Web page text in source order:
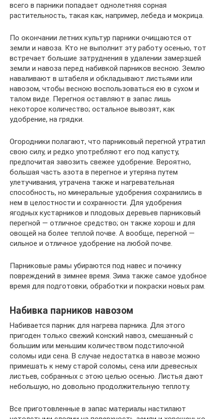
всего в парники попадает однолетняя сорная
растительность, такая как, например, лебеда и мокрица.
По окончании летних культур парники очищаются от
земли и навоза. Кто не выполнит эту работу осенью, тот
встречает большие затруднения в удалении замерзшей
земли и навоза перед набивкой парников весною. Землю
наваливают в штабеля и обкладывают листьями или
навозом, чтобы весною воспользоваться ею в сухом и
талом виде. Перегноя оставляют в запас лишь
некоторое количество; остальное вывозят, как
удобрение, на грядки.
Огородники полагают, что парниковый перегной утратил
свою силу, и редко употребляют его под капусту,
предпочитая завозить свежее удобрение. Вероятно,
большая часть азота в перегное и утеряна путем
улетучивания, утрачена также и нагревательная
способность, но минеральные удобрения сохранились в
нем в целостности и сохранности. Для удобрения
ягодных кустарников и плодовых деревьев парниковый
перегной — отличное средство; он также хорош и для
овощей на более теплой почве. А вообще, перегной —
сильное и отличное удобрение на любой почве.
Парниковые рамы убираются под навес и починку
повреждений в зимнее время. Зима также самое удобное
время для подготовки, обработки и покраски новых рам.
Набивка парников навозом
Набивается парник для нагрева парника. Для этого
пригоден только свежий конский навоз, смешанный с
большим или меньшим количеством подстилочной
соломы иди сена. В случае недостатка в навозе можно
примешать к нему старой соломы, сена или древесных
листьев, собранных с этою целью осенью. Листья дают
небольшую, но довольно продолжительную теплоту.
Все приготовленные в запас материалы настилают